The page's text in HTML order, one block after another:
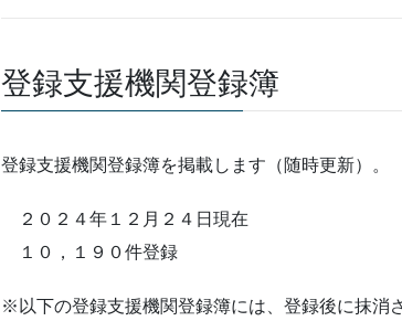
登録支援機関登録簿
登録支援機関登録簿を掲載します（随時更新）。
２０２４年１２月２４日現在
１０，１９０件登録
※以下の登録支援機関登録簿には、登録後に抹消